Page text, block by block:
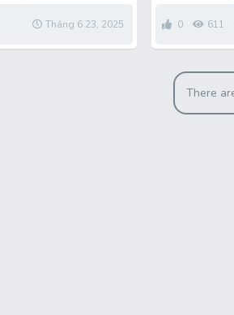
Tháng 6 23, 2025 0 611
There